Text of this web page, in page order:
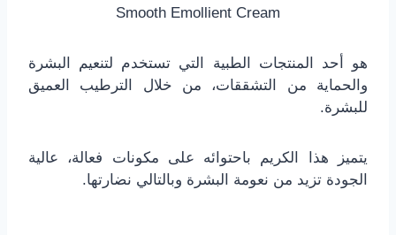
Smooth Emollient Cream
هو أحد المنتجات الطبية التي تستخدم لتنعيم البشرة
والحماية من التشققات، من خلال الترطيب العميق
للبشرة.
يتميز هذا الكريم باحتوائه على مكونات فعالة، عالية
الجودة تزيد من نعومة البشرة وبالتالي نضارتها.